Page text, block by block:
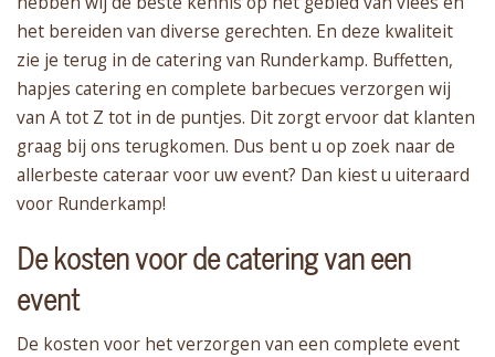
het bereiden van diverse gerechten. En deze kwaliteit
zie je terug in de catering van Runderkamp. Buffetten,
hapjes catering en complete barbecues verzorgen wij
van A tot Z tot in de puntjes. Dit zorgt ervoor dat klanten
graag bij ons terugkomen. Dus bent u op zoek naar de
allerbeste cateraar voor uw event? Dan kiest u uiteraard
voor Runderkamp!
De kosten voor de catering van een
event
De kosten voor het verzorgen van een complete event